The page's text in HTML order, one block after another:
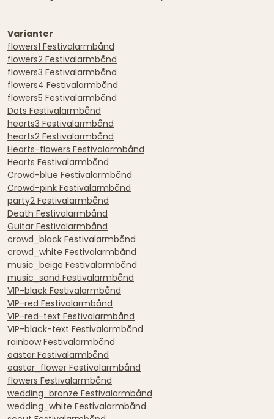
Varianter
flowers1 Festivalarmbånd
flowers2 Festivalarmbånd
flowers3 Festivalarmbånd
flowers4 Festivalarmbånd
flowers5 Festivalarmbånd
Dots Festivalarmbånd
hearts3 Festivalarmbånd
hearts2 Festivalarmbånd
Hearts-flowers Festivalarmbånd
Hearts Festivalarmbånd
Crowd-blue Festivalarmbånd
Crowd-pink Festivalarmbånd
party2 Festivalarmbånd
Death Festivalarmbånd
Guitar Festivalarmbånd
crowd_black Festivalarmbånd
crowd_white Festivalarmbånd
music_beige Festivalarmbånd
music_sand Festivalarmbånd
VIP-black Festivalarmbånd
VIP-red Festivalarmbånd
VIP-red-text Festivalarmbånd
VIP-black-text Festivalarmbånd
rainbow Festivalarmbånd
easter Festivalarmbånd
easter_flower Festivalarmbånd
flowers Festivalarmbånd
wedding_bronze Festivalarmbånd
wedding_white Festivalarmbånd